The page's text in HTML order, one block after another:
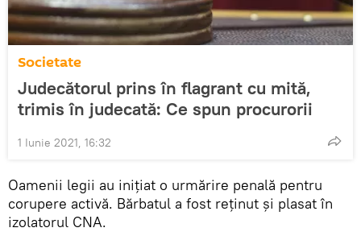
Societate
Judecătorul prins în flagrant cu mită,
trimis în judecată: Ce spun procurorii
1 Iunie 2021, 16:32
Oamenii legii au inițiat o urmărire penală pentru
corupere activă. Bărbatul a fost reţinut şi plasat în
izolatorul CNA.